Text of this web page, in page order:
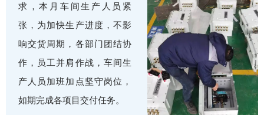
求，本月车间生产人员紧
张，为加快生产进度，不影
响交货周期，各部门团结协
作，员工并肩作战，车间生
产人员加班加点坚守岗位，
如期完成各项目交付任务。